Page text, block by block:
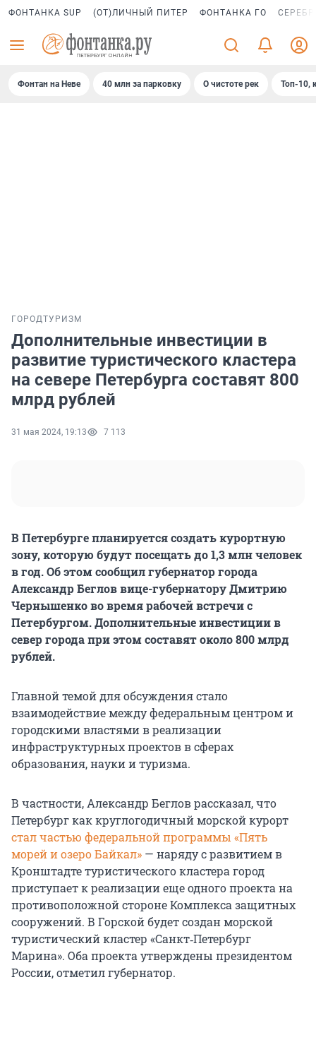
ФОНТАНКА SUP (ОТ)ЛИЧНЫЙ ПИТЕР ФОНТАНКА ГО
Фонтан на Неве 40 млн за парковку О чистоте рек Топ-10,
ГОРОДТУРИЗМ
Дополнительные инвестиции в
развитие туристического кластера
на севере Петербурга составят 800
млрд рублей
31 мая 2024, 19:13 7 113
В Петербурге планируется создать курортную
зону, которую будут посещать до 1,3 млн человек
в год. Об этом сообщил губернатор города
Александр Беглов вице-губернатору Дмитрию
Чернышенко во время рабочей встречи с
Петербургом. Дополнительные инвестиции в
север города при этом составят около 800 млрд
рублей.
Главной темой для обсуждения стало
взаимодействие между федеральным центром и
городскими властями в реализации
инфраструктурных проектов в сферах
образования, науки и туризма.
В частности, Александр Беглов рассказал, что
Петербург как круглогодичный морской курорт
стал частью федеральной программы «Пять
морей и озеро Байкал» — наряду с развитием в
Кронштадте туристического кластера город
приступает к реализации еще одного проекта на
противоположной стороне Комплекса защитных
сооружений. В Горской будет создан морской
туристический кластер «Санкт‑Петербург
Марина». Оба проекта утверждены президентом
России, отметил губернатор.